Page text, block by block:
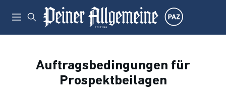
Auftragsbedingungen für
Prospektbeilagen